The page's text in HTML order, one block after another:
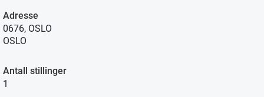
Adresse
0676, OSLO
OSLO
Antall stillinger
1